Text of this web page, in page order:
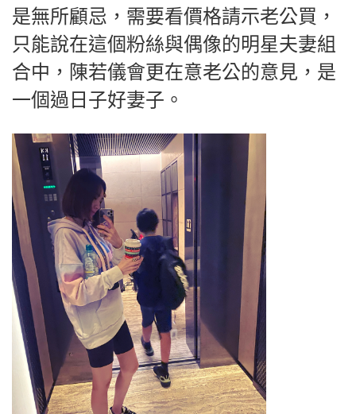
是無所顧忌，需要看價格請示老公買，
只能說在這個粉絲與偶像的明星夫妻組
合中，陳若儀會更在意老公的意見，是
一個過日子好妻子。